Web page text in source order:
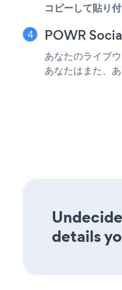
コピーして貼り
POWR
あなたのライブ
あなたはまた、
details